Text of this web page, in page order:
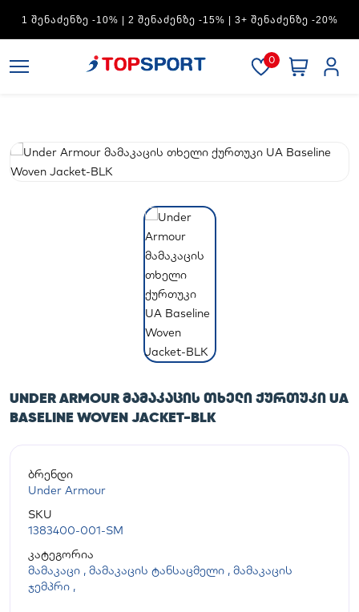
ᲨᲔᲜᲐᲫᲔᲜᲖᲔ -30%
0
UNDER ARMOUR ᲛᲐᲛᲐᲙᲐᲪᲘᲡ ᲗᲮᲔᲚᲘ ᲥᲣᲠᲗᲣᲙᲘ UA
BASELINE WOVEN JACKET-BLK
ბრენდი
Under Armour
SKU
1383400-001-SM
კატეგორია
მამაკაცი , მამაკაცის ტანსაცმელი , მამაკაცის
ჯემპრი ,